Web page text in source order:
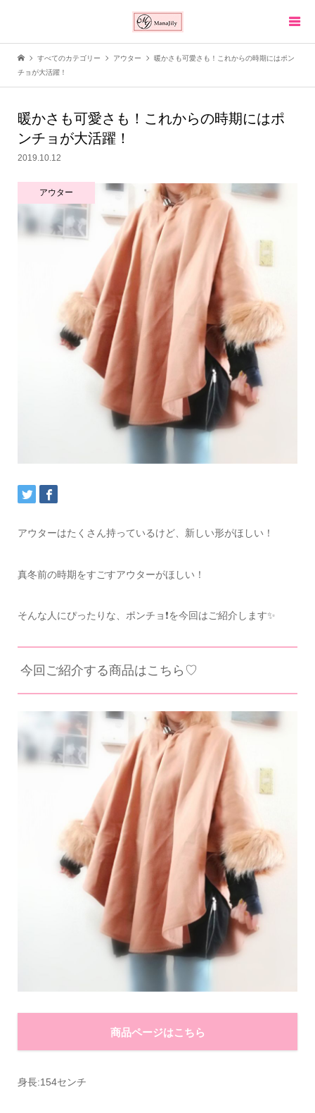
すべてのカテゴリー アウター
暖かさも可愛さも！これからの時期にはポン
チョが大活躍！
暖かさも可愛さも！これからの時期にはポ
ンチョが大活躍！
2019.10.12
アウター
アウターはたくさん持っているけど、新しい形がほしい！
真冬前の時期をすごすアウターがほしい！
そんな人にぴったりな、ポンチョ❗を今回はご紹介します✨
今回ご紹介する商品はこちら♡
商品ページはこちら
身長:154センチ